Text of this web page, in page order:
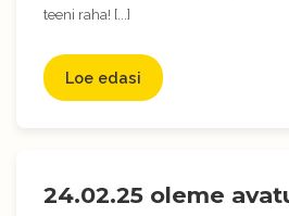
teeni raha! [...]
Loe edasi
24.02.25 oleme